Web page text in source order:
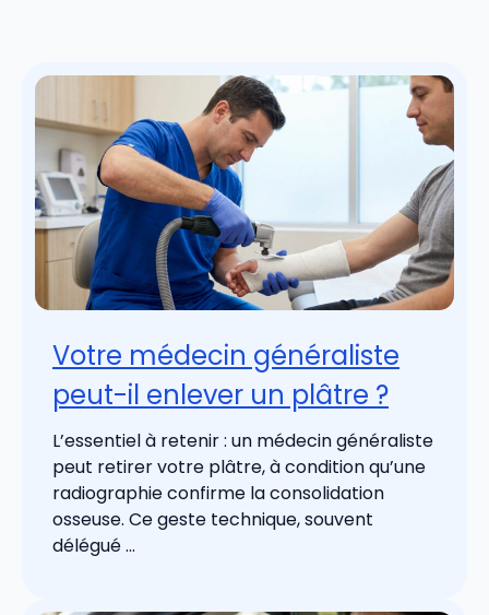
Votre médecin généraliste
peut-il enlever un plâtre ?
L’essentiel à retenir : un médecin généraliste
peut retirer votre plâtre, à condition qu’une
radiographie confirme la consolidation
osseuse. Ce geste technique, souvent
délégué ...